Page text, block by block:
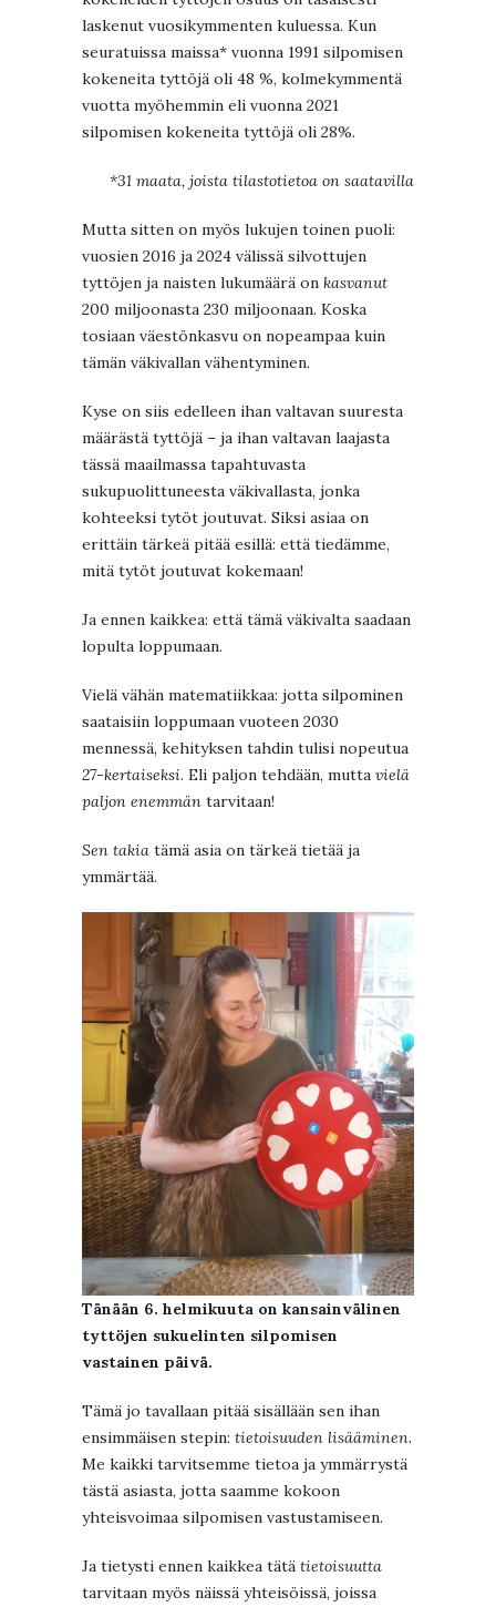
laskenut vuosikymmenten kuluessa. Kun
seuratuissa maissa* vuonna 1991 silpomisen
kokeneita tyttöjä oli 48 %, kolmekymmentä
vuotta myöhemmin eli vuonna 2021
silpomisen kokeneita tyttöjä oli 28%.
*31 maata, joista tilastotietoa on saatavilla
Mutta sitten on myös lukujen toinen puoli:
vuosien 2016 ja 2024 välissä silvottujen
tyttöjen ja naisten lukumäärä on kasvanut
200 miljoonasta 230 miljoonaan. Koska
tosiaan väestönkasvu on nopeampaa kuin
tämän väkivallan vähentyminen.
Kyse on siis edelleen ihan valtavan suuresta
määrästä tyttöjä – ja ihan valtavan laajasta
tässä maailmassa tapahtuvasta
sukupuolittuneesta väkivallasta, jonka
kohteeksi tytöt joutuvat. Siksi asiaa on
erittäin tärkeä pitää esillä: että tiedämme,
mitä tytöt joutuvat kokemaan!
Ja ennen kaikkea: että tämä väkivalta saadaan
lopulta loppumaan.
Vielä vähän matematiikkaa: jotta silpominen
saataisiin loppumaan vuoteen 2030
mennessä, kehityksen tahdin tulisi nopeutua
27-kertaiseksi. Eli paljon tehdään, mutta vielä
paljon enemmän tarvitaan!
Sen takia tämä asia on tärkeä tietää ja
ymmärtää.
Tänään 6. helmikuuta on kansainvälinen
tyttöjen sukuelinten silpomisen
vastainen päivä.
Tämä jo tavallaan pitää sisällään sen ihan
ensimmäisen stepin: tietoisuuden lisääminen.
Me kaikki tarvitsemme tietoa ja ymmärrystä
tästä asiasta, jotta saamme kokoon
yhteisvoimaa silpomisen vastustamiseen.
Ja tietysti ennen kaikkea tätä tietoisuutta
tarvitaan myös näissä yhteisöissä, joissa